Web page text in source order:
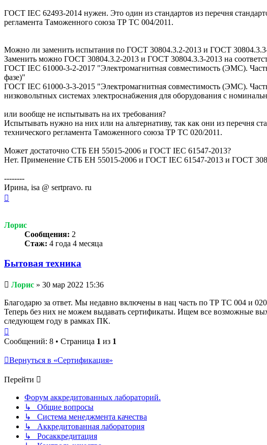
ГОСТ IEC 62493-2014 нужен. Это один из стандартов из перечня
регламента Таможенного союза ТР ТС 004/2011.
Можно ли заменить испытания по ГОСТ 30804.3.2-2013 и ГОСТ
Заменить можно ГОСТ 30804.3.2-2013 и ГОСТ 30804.3.3-2013 на
ГОСТ IEC 61000-3-2-2017 "Электромагнитная совместимость (ЭМС).
фазе)"
ГОСТ IEC 61000-3-3-2015 "Электромагнитная совместимость (ЭМС).
низковольтных системах электроснабжения для оборудования с
или вообще не испытывать на их требования?
Испытывать нужно на них или на альтернативу, так как они из перечня
технического регламента Таможенного союза ТР ТС 020/2011.
Может достаточно СТБ ЕН 55015-2006 и ГОСТ IEC 61547-2013?
Нет. Применение СТБ ЕН 55015-2006 и ГОСТ IEC 61547-2013 и ГОСТ
--------
Ирина, isa @ sertpravo. ru
Лорис
Сообщения: 2
Стаж: 4 года 4 месяца
Бытовая техника
Непрочитанное
сообщение
Лорис » 30 мар 2022 15:36
Благодарю за ответ. Мы недавно включены в нац часть по ТР ТС 004
Теперь без них не можем выдавать сертификаты. Ищем все возможные
следующем году в рамках ПК.
к
началу
Сообщений: 8 • Страница 1 из 1
Вернуться в «Сертификация»
Перейти
Форум аккредитованных лабораторий.
↳ Общие вопросы
↳ Система менеджмента качества
↳ Аккредитованная лаборатория
↳ Росаккредитация